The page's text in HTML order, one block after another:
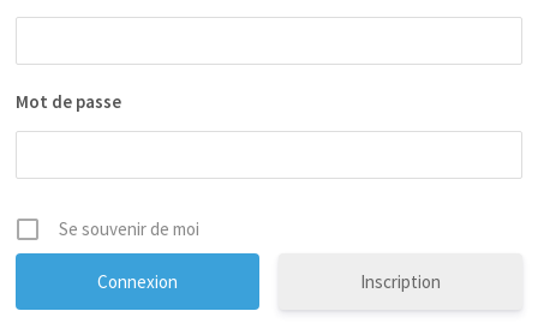
Mot de passe
Se souvenir de moi
Inscription